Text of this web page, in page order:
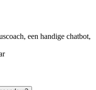
een handige chatbot,